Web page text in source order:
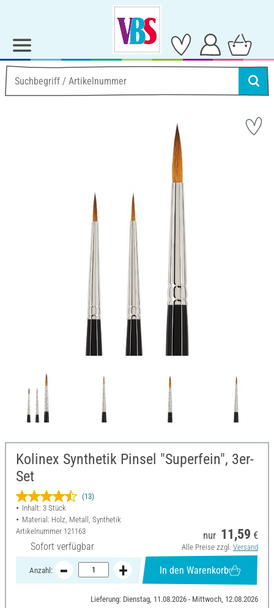
Kolinex Synthetik Pinsel "Superfein", 3er-
Set
(13)
Inhalt: 3 Stück
Material: Holz, Metall, Synthetik
Artikelnummer 121163
Sofort verfügbar
nur 11,59 €
Alle Preise zzgl. Versand
Anzahl: In den Warenkorb
Lieferung: Dienstag, 11.08.2026 - Mittwoch, 12.08.2026